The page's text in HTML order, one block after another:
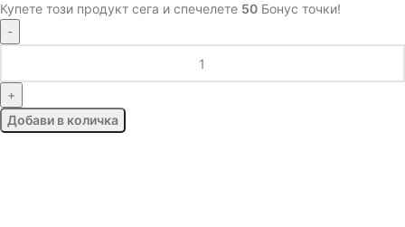
Купете този продукт сега и спечелете 50 Бонус точки!
Добави в количка